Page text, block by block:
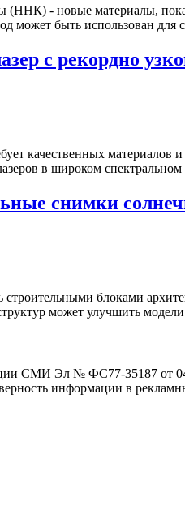
(ННК) - новые материалы,
быть использован для
с рекордно
качественных материалов
в широком
снимки
блоками
может улучшить
СМИ Эл № ФС77-35187 от
информации в